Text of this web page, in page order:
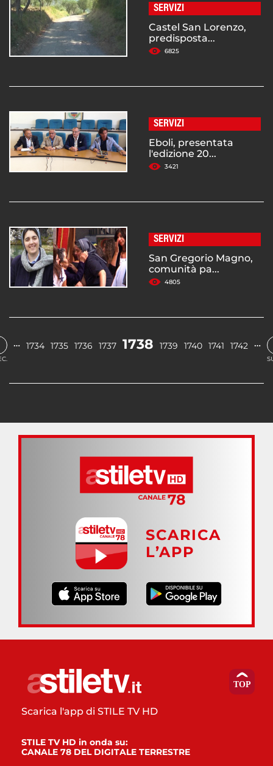
SERVIZI
Castel San Lorenzo,
predisposta...
6825
SERVIZI
Eboli, presentata
l'edizione 20...
3421
SERVIZI
San Gregorio Magno,
comunità pa...
4805
… 1734 1735 1736 1737 1738 1739 1740 1741 1742 …
SCARICA
L’APP
Scarica l'app di STILE TV HD
STILE TV HD in onda su:
CANALE 78 DEL DIGITALE TERRESTRE